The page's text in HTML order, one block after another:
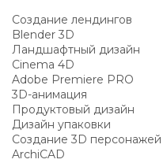
Создание лендингов
Blender 3D
Ландшафтный дизайн
Cinema 4D
Adobe Premiere PRO
3D-анимация
Продуктовый дизайн
Дизайн упаковки
Создание 3D персонажей
ArchiCAD